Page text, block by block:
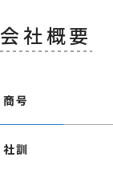
会社概要
商号
社訓